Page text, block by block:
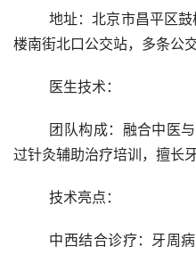
	地址：北京市昌平区鼓楼西街11号楼4号（临近昌平鼓
楼南街北口公交站，多条公
	医生技术：
过针灸辅助治疗培训，擅长
	技术亮点：